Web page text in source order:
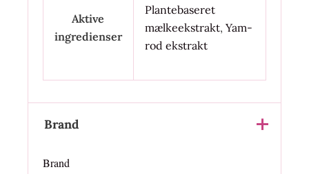
Aktive
ingredienser
Plantebaseret
mælkeekstrakt, Yam-
rod ekstrakt
Brand
Brand